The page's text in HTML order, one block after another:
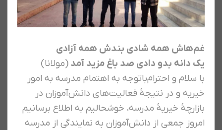
غم‌هاش همه شادی بندش همه آزادی
یک دانه بدو دادی صد باغ مزید آمد (مولانا)
با سلام و احترامباتوجه به اهتمام مدرسه به امور
خیریه و در نتیجهٔ فعالیت‌های دانش‌آموزان در
بازارچهٔ خیریهٔ مدرسه، خوشحالیم به اطلاع برسانیم
امروز جمعی از دانش‌آموزان به نمایندگی از مدرسه